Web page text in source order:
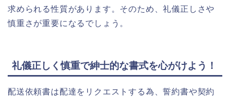
求められる性質があります。そのため、礼儀正しさや
慎重さが重要になるでしょう。
礼儀正しく慎重で紳士的な書式を心がけよう！
配送依頼書は配達をリクエストする為、誓約書や契約